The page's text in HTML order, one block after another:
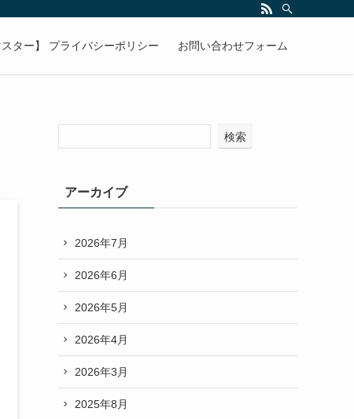
スター】 プライバシーポリシー お問い合わせフォーム
検索
アーカイブ
2026年7月
2026年6月
2026年5月
2026年4月
2026年3月
2025年8月